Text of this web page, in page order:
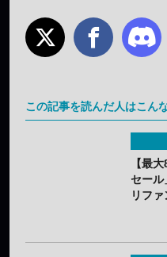
この記事を読んだ人はこん
【最
セー
リフ